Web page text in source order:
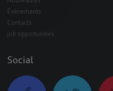
Événements
Contacts
job opportunities
Social